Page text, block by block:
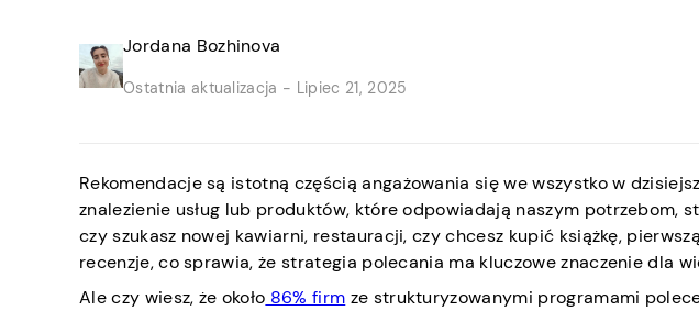
Jordana Bozhinova
Ostatnia aktualizacja - Lipiec 21, 2025
Rekomendacje są istotną częścią angażowania się we wszystko w
znalezienie usług lub produktów, które odpowiadają naszym potrzebom,
czy szukasz nowej kawiarni, restauracji, czy chcesz kupić książkę,
recenzje, co sprawia, że strategia polecania ma kluczowe znaczenie dla
Ale czy wiesz, że około 86% firm ze strukturyzowanymi programami